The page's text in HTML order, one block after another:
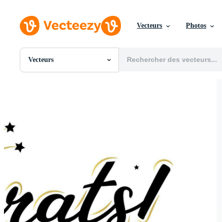
Vecteurs Photos
Vecteurs
Toutes Images
Images Éditoriales
Événements Éditoriaux